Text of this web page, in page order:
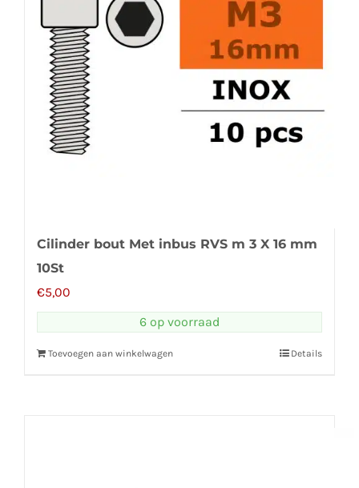
Cilinder bout Met inbus RVS m 3 X 16 mm
10St
€5,00
6 op voorraad
Toevoegen aan winkelwagen Details